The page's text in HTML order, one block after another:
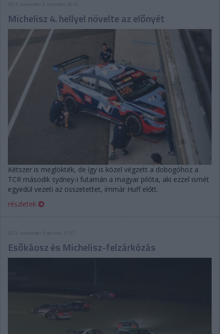
2023. november 4. szombat, 06:45
Michelisz 4. hellyel növelte az előnyét
Kétszer is meglökték, de így is közel végzett a dobogóhoz a
TCR második sydney-i futamán a magyar pilóta, aki ezzel ismét
egyedül vezeti az összetettet, immár Huff előtt.
részletek
2023. november 3. péntek, 11:47
Esőkáosz és Michelisz-felzárkózás